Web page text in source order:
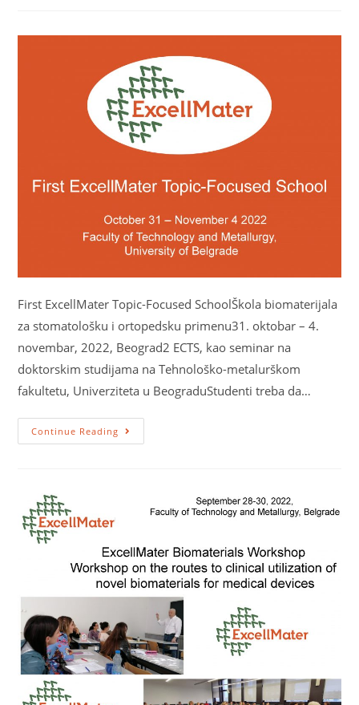
First ExcellMater Topic-Focused SchoolŠkola biomaterijala
za stomatološku i ortopedsku primenu31. oktobar – 4.
novembar, 2022, Beograd2 ECTS, kao seminar na
doktorskim studijama na Tehnološko-metalurškom
fakultetu, Univerziteta u BeograduStudenti treba da…
Continue Reading